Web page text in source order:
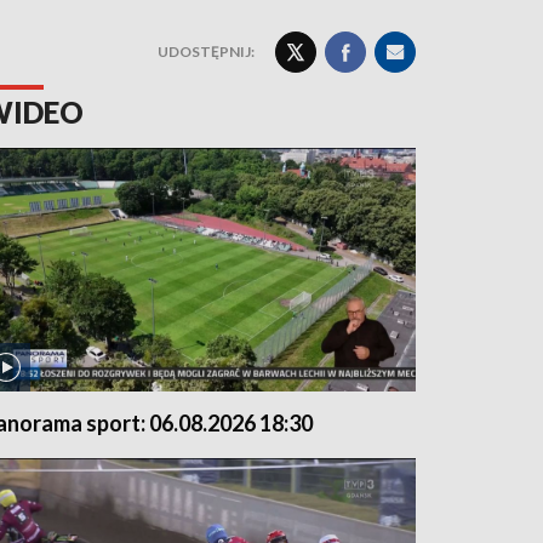
UDOSTĘPNIJ:
sport: 06.08.2026 18:30